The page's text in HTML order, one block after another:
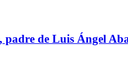
padre de Luis Ángel